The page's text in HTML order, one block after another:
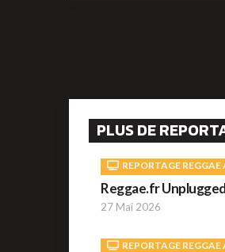
PLUS DE
REPORTAGE
Reggae.fr
27 Mai 2026
REPORTAGE